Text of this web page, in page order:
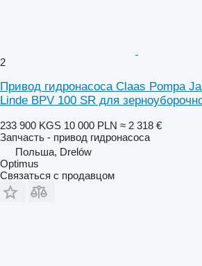
2
Привод гидронасоса Claas Pompa
Linde BPV 100 SR для
233 900 KGS 10 000 PLN ≈ 2 318 €
Запчасть - привод гидронасоса
Польша, Drelów
Optimus
Связаться с продавцом